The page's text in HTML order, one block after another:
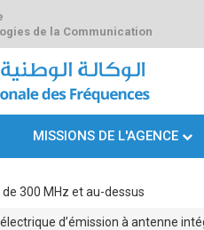
de la Communication
MISSIONS DE L'AGENCE
300 MHz et au-dessus
d’émission à antenne